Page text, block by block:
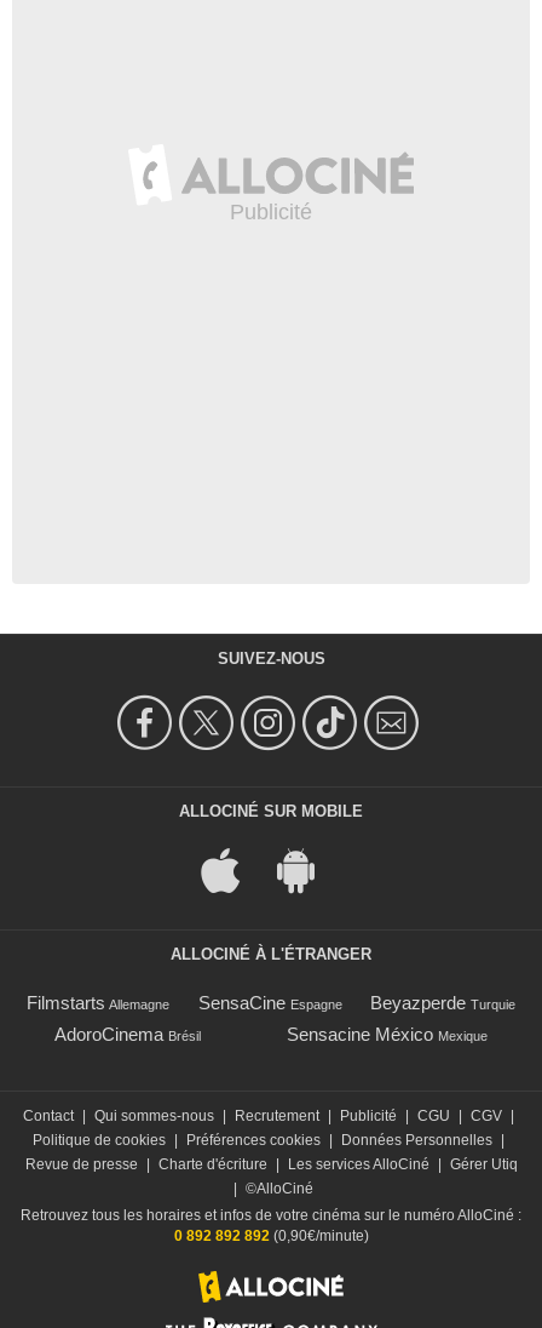
SUIVEZ-NOUS
ALLOCINÉ SUR MOBILE
ALLOCINÉ À L'ÉTRANGER
Filmstarts Allemagne SensaCine Espagne Beyazperde Turquie
AdoroCinema Brésil Sensacine México Mexique
Contact | Qui sommes-nous | Recrutement | Publicité | CGU | CGV |
Politique de cookies | Préférences cookies | Données Personnelles |
Revue de presse
| Charte d'écriture | Les services AlloCiné | Gérer Utiq
| ©AlloCiné
Retrouvez tous les horaires et infos de votre cinéma sur le numéro AlloCiné :
0 892 892 892 (0,90€/minute)